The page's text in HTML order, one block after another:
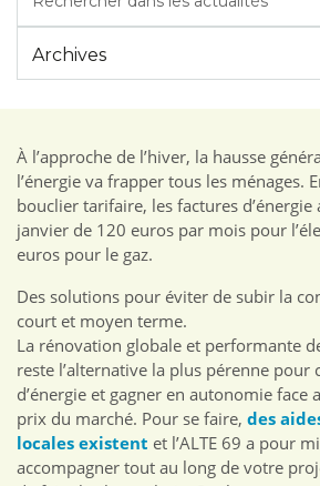
À l’approche de l’hiver, la hausse
l’énergie va frapper tous les ménages.
bouclier tarifaire, les factures d’énergie
janvier de 120 euros par mois pour
euros pour le gaz.
Des solutions pour éviter de subir la
court et moyen terme.
La rénovation globale et performante
reste l’alternative la plus pérenne
d’énergie et gagner en autonomie face
prix du marché. Pour se faire, des
locales existent et l’ALTE 69 a pour
accompagner tout au long de votre